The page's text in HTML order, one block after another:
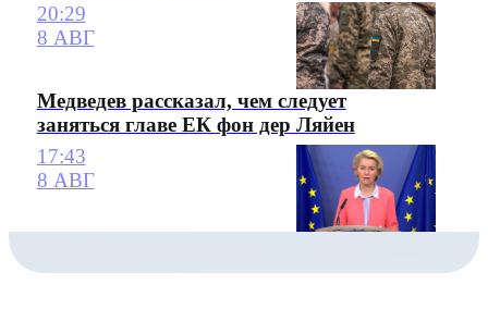
20:29
8 АВГ
Медведев рассказал, чем следует
заняться главе ЕК фон дер Ляйен
17:43
8 АВГ